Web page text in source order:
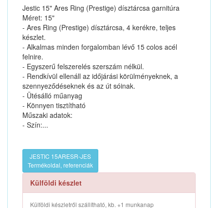
Jestic 15" Ares Ring (Prestige) dísztárcsa garnitúra
Méret: 15"
- Ares Ring (Prestige) dísztárcsa, 4 kerékre, teljes
készlet.
- Alkalmas minden forgalomban lévő 15 colos acél
felnire.
- Egyszerű felszerelés szerszám nélkül.
- Rendkívül ellenáll az időjárási körülményeknek, a
szennyeződéseknek és az út sóinak.
- Ütésálló műanyag
- Könnyen tisztítható
Műszaki adatok:
- Szín:...
JESTIC 15ARESR-JES
Termékoldal, referenciák
Külföldi készlet
Külföldi készletről szállítható, kb. +1 munkanap